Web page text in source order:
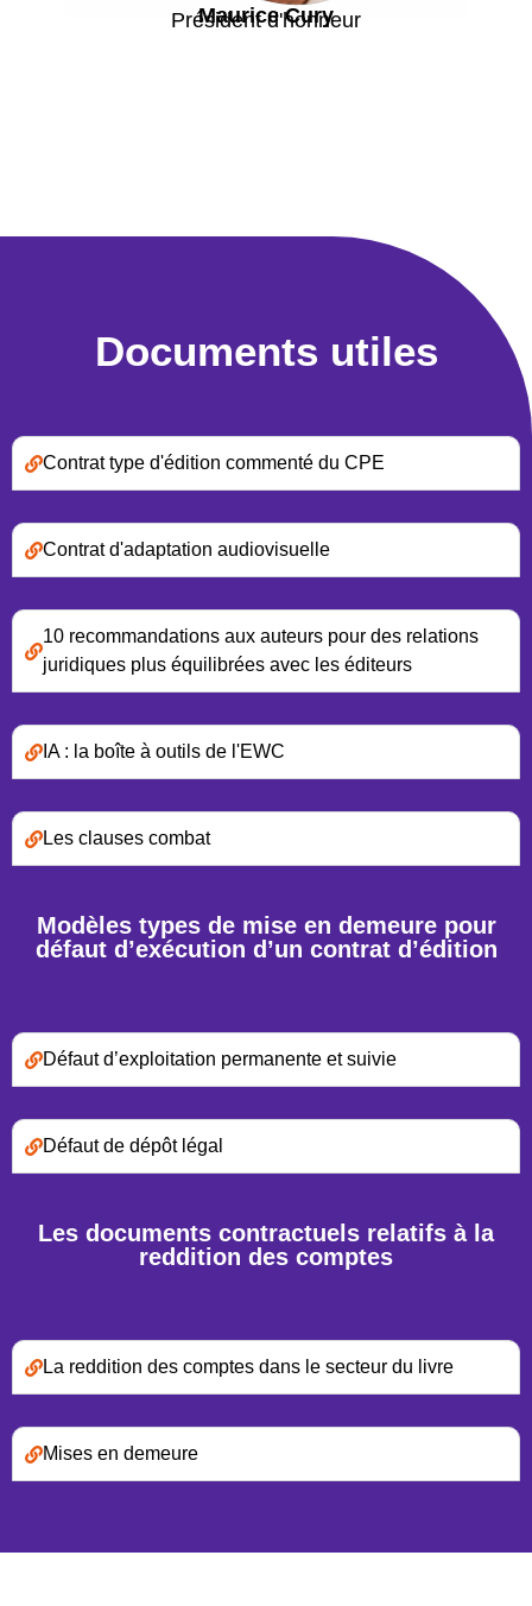
Maurice Cury
Président d'honneur
Documents utiles
Contrat type d'édition commenté du CPE
Contrat d'adaptation audiovisuelle
10 recommandations aux auteurs pour des relations
juridiques plus équilibrées avec les éditeurs
IA : la boîte à outils de l'EWC
Les clauses combat
Modèles types de mise en demeure pour
défaut d’exécution d’un contrat d’édition
Défaut d’exploitation permanente et suivie
Défaut de dépôt légal
Les documents contractuels relatifs à la
reddition des comptes
La reddition des comptes dans le secteur du livre
Mises en demeure